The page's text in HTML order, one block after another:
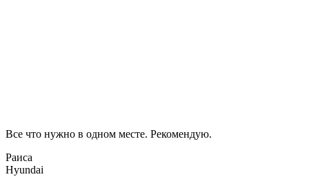
Все что нужно в одном месте. Рекомендую.
Раиса
Hyundai